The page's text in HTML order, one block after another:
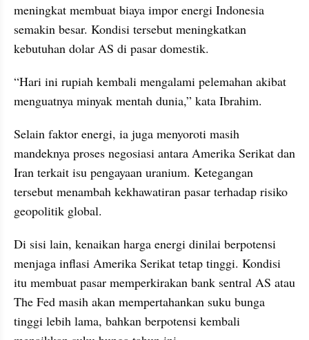
meningkat membuat biaya impor energi Indonesia
semakin besar. Kondisi tersebut meningkatkan
kebutuhan dolar AS di pasar domestik.
“Hari ini rupiah kembali mengalami pelemahan akibat
menguatnya minyak mentah dunia,” kata Ibrahim.
Selain faktor energi, ia juga menyoroti masih
mandeknya proses negosiasi antara Amerika Serikat dan
Iran terkait isu pengayaan uranium. Ketegangan
tersebut menambah kekhawatiran pasar terhadap risiko
geopolitik global.
Di sisi lain, kenaikan harga energi dinilai berpotensi
menjaga inflasi Amerika Serikat tetap tinggi. Kondisi
itu membuat pasar memperkirakan bank sentral AS atau
The Fed masih akan mempertahankan suku bunga
tinggi lebih lama, bahkan berpotensi kembali